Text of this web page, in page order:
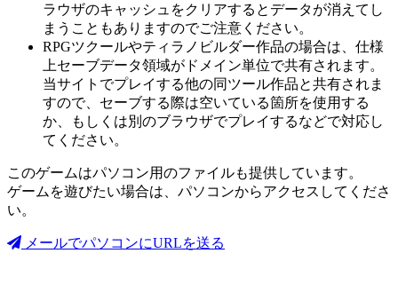
ラウザのキャッシュをクリアするとデータが消えてし
まうこともありますのでご注意ください。
RPGツクールやティラノビルダー作品の場合は、仕様
上セーブデータ領域がドメイン単位で共有されます。
当サイトでプレイする他の同ツール作品と共有されま
すので、セーブする際は空いている箇所を使用する
か、もしくは別のブラウザでプレイするなどで対応し
てください。
このゲームはパソコン用のファイルも提供しています。
ゲームを遊びたい場合は、パソコンからアクセスしてくださ
い。
メールでパソコンにURLを送る